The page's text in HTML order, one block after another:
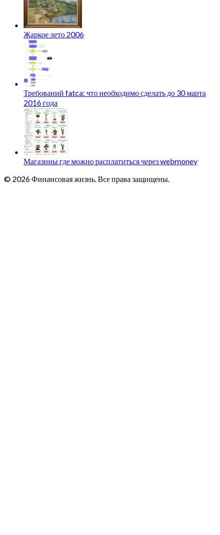
Жаркое лето 2006
Требований fatca: что необходимо сделать до 30 марта
2016 года
Магазины где можно расплатиться через webmoney
© 2026 Финансовая жизнь. Все права защищены.